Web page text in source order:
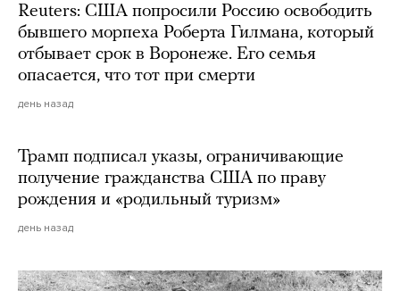
Reuters: США попросили Россию освободить
бывшего морпеха Роберта Гилмана, который
отбывает срок в Воронеже. Его семья
опасается, что тот при смерти
день назад
Трамп подписал указы, ограничивающие
получение гражданства США по праву
рождения и «родильный туризм»
день назад